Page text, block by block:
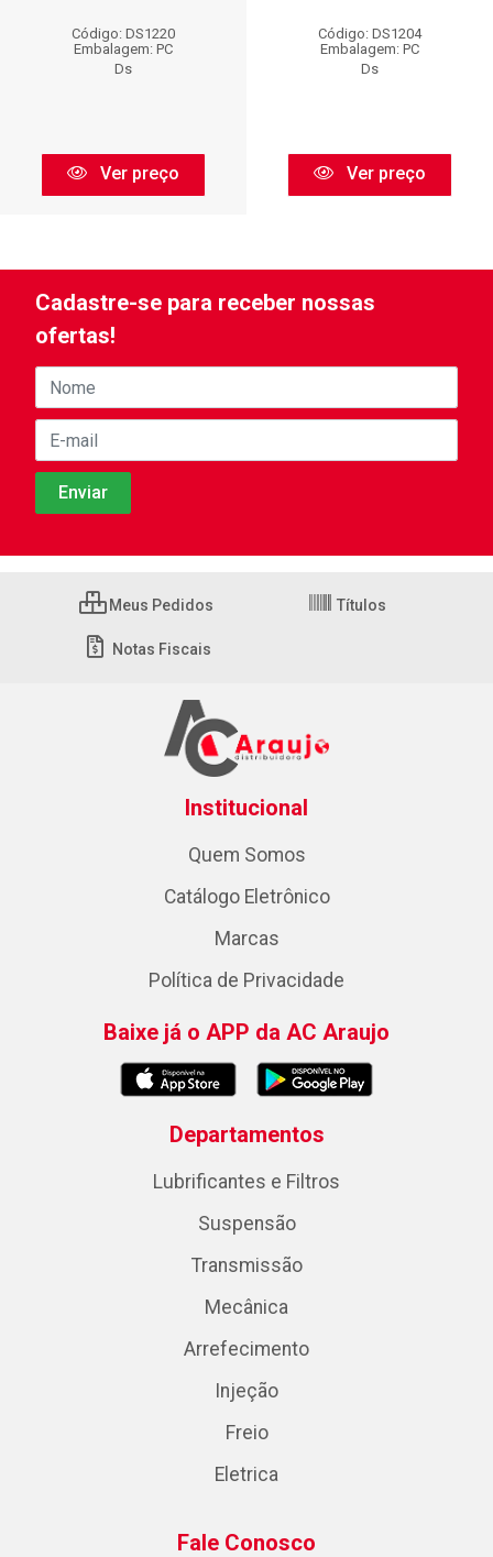
Código: DS1220
Embalagem: PC
Ds
Ver preço
Código: DS1204
Embalagem: PC
Ds
Ver preço
Cadastre-se para receber nossas
ofertas!
Meus Pedidos Títulos
Notas Fiscais
Institucional
Quem Somos
Catálogo Eletrônico
Marcas
Política de Privacidade
Baixe já o APP da AC Araujo
Departamentos
Lubrificantes e Filtros
Suspensão
Transmissão
Mecânica
Arrefecimento
Injeção
Freio
Eletrica
Fale Conosco